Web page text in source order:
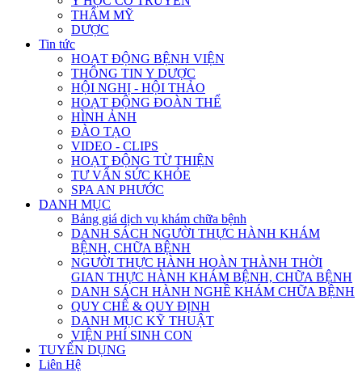
THẨM MỸ
DƯỢC
Tin tức
HOẠT ĐỘNG BỆNH VIỆN
THÔNG TIN Y DƯỢC
HỘI NGHỊ - HỘI THẢO
HOẠT ĐỘNG ĐOÀN THỂ
HÌNH ẢNH
ĐÀO TẠO
VIDEO - CLIPS
HOẠT ĐỘNG TỪ THIỆN
TƯ VẤN SỨC KHỎE
SPA AN PHƯỚC
DANH MỤC
Bảng giá dịch vụ khám chữa bệnh
DANH SÁCH NGƯỜI THỰC HÀNH KHÁM
BỆNH, CHỮA BỆNH
NGƯỜI THỰC HÀNH HOÀN THÀNH THỜI
GIAN THỰC HÀNH KHÁM BỆNH, CHỮA BỆNH
DANH SÁCH HÀNH NGHỀ KHÁM CHỮA BỆNH
QUY CHẾ & QUY ĐỊNH
DANH MỤC KỸ THUẬT
VIỆN PHÍ SINH CON
TUYỂN DỤNG
Liên Hệ